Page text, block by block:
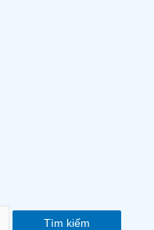
Tìm kiếm